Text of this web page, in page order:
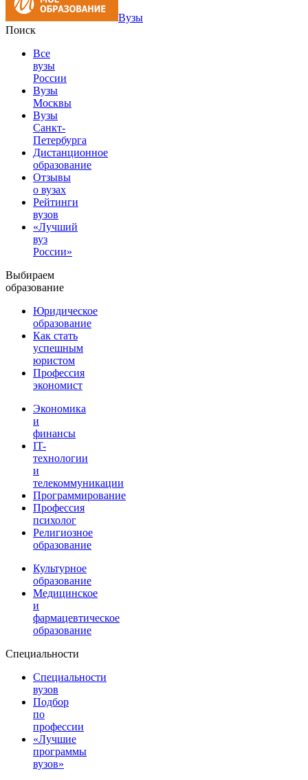
Вузы
Поиск
Все
вузы
России
Вузы
Москвы
Вузы
Санкт-
Петербурга
Дистанционное
образование
Отзывы
о вузах
Рейтинги
вузов
«Лучший
вуз
России»
Выбираем
образование
Юридическое
образование
Как стать
успешным
юристом
Профессия
экономист
Экономика
и
финансы
IT-
технологии
и
телекоммуникации
Программирование
Профессия
психолог
Религиозное
образование
Культурное
образование
Медицинское
и
фармацевтическое
образование
Специальности
Специальности
вузов
Подбор
по
профессии
«Лучшие
программы
вузов»